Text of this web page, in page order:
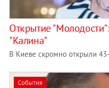
Открытие
"Калина"
В Киеве скромно открыли
События